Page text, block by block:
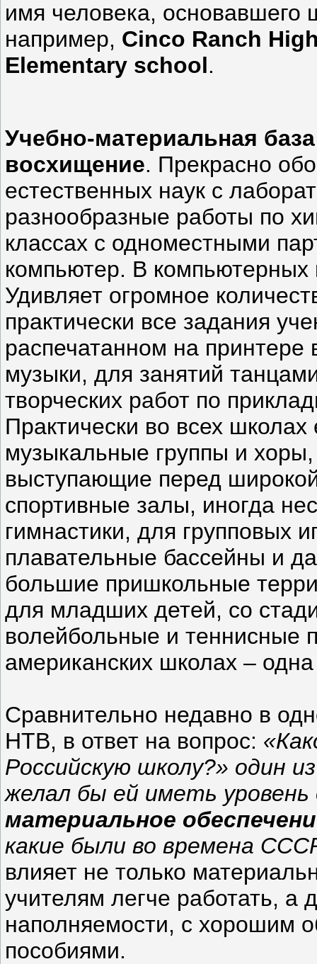
имя человека, основавшего
например, Сinco Ranch
Elementary school.
Учебно-материальная
восхищение. Прекрасно
естественных наук с
разнообразные работы по
классах с одноместными
компьютер. В компьютерных
Удивляет огромное
практически все задания
распечатанном на принтере
музыки, для занятий
творческих работ по
Практически во всех
музыкальные группы и
выступающие перед
спортивные залы, иногда
гимнастики, для групповых
плавательные бассейны и
большие пришкольные
для младших детей, со
волейбольные и теннисные
американских школах –
Сравнительно недавно в
НТВ, в ответ на вопрос:
Российскую школу?» один
желал бы ей иметь уровень
материальное
какие были во времена
влияет не только
учителям легче работать, а
наполняемости, с хорошим
пособиями.